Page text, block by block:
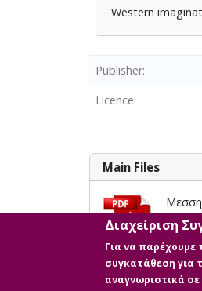
Western
Publisher
Licence
Main Files
Size:
Διαχείριση
Για να παρέχουμε
συγκατάθεση για
αναγνωριστικά